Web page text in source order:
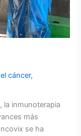
cáncer,
la inmunoterapia
más
se ha